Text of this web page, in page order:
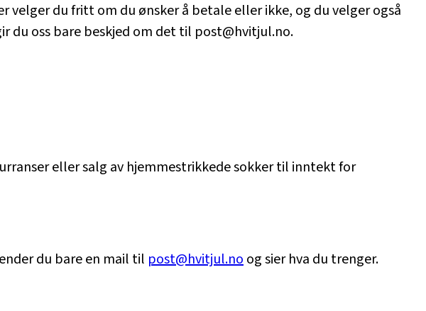
velger du fritt om du ønsker å betale eller ikke, og du velger også
du oss bare beskjed om det til post@hvitjul.no.
eller salg av hjemmestrikkede sokker til inntekt for
du bare en mail til post@hvitjul.no og sier hva du trenger.